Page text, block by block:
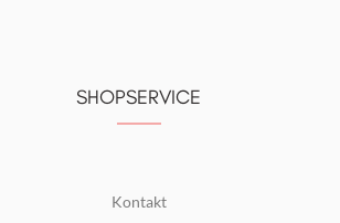
SHOPSERVICE
Kontakt